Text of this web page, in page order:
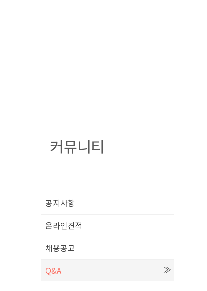
커뮤니티
공지사항
온라인견적
채용공고
Q&A